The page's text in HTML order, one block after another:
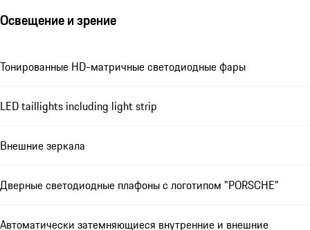
Освещение и зрение
Тонированные HD-матричные светодиодные фары
LED taillights including light strip
Внешние зеркала
Дверные светодиодные плафоны с логотипом "PORSCHE"
Автоматически затемняющиеся внутренние и внешние